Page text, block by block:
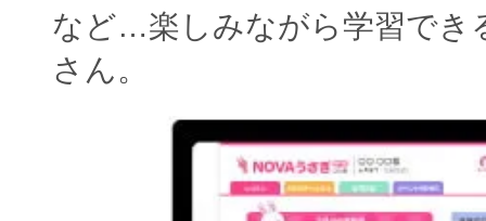
など…楽しみながら学習でき
さん。